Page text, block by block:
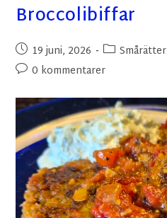
Broccolibiffar
19 juni, 2026 Smårätter
0 kommentarer